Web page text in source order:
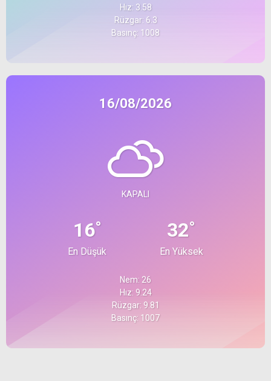
Hız: 3.58
Rüzgar: 6.3
Basınç: 1008
16/08/2026
KAPALI
16°
En Düşük
32°
En Yüksek
Nem: 26
Hız: 9.24
Rüzgar: 9.81
Basınç: 1007